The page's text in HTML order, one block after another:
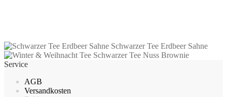
weist
mehrere
Schwarzer Tee Erdbeer Sahne
Schwarzer Tee Nuss Brownie
Service
AGB
Versandkosten